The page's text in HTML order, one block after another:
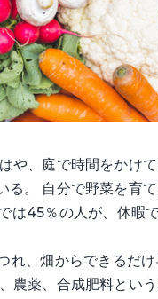
や、庭で時間をかけ
。 自分で野菜を育
は45％の人が、休暇
れ、畑からできるだ
農薬、合成肥料とい